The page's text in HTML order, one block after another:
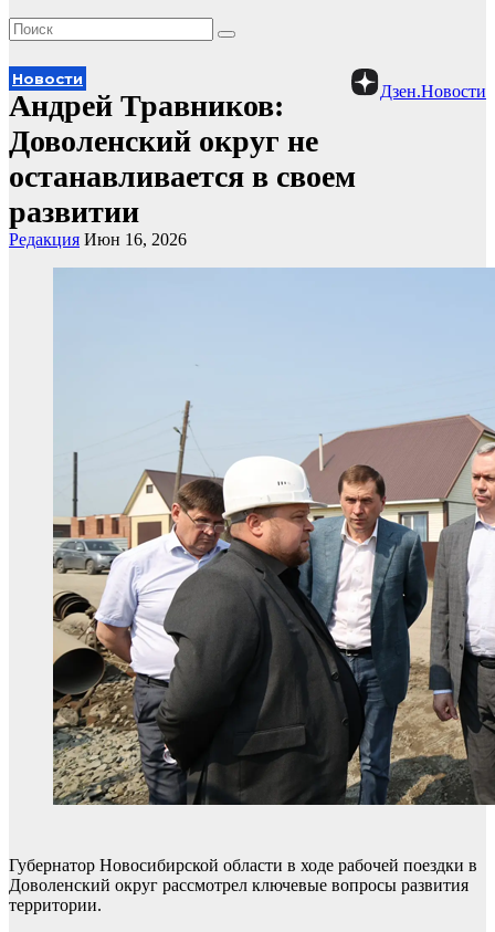
Дзен.Новости
Новости
Андрей Травников:
Доволенский округ не
останавливается в своем
развитии
Редакция Июн 16, 2026
Губернатор Новосибирской области в ходе рабочей поездки в
Доволенский округ рассмотрел ключевые вопросы развития
территории.